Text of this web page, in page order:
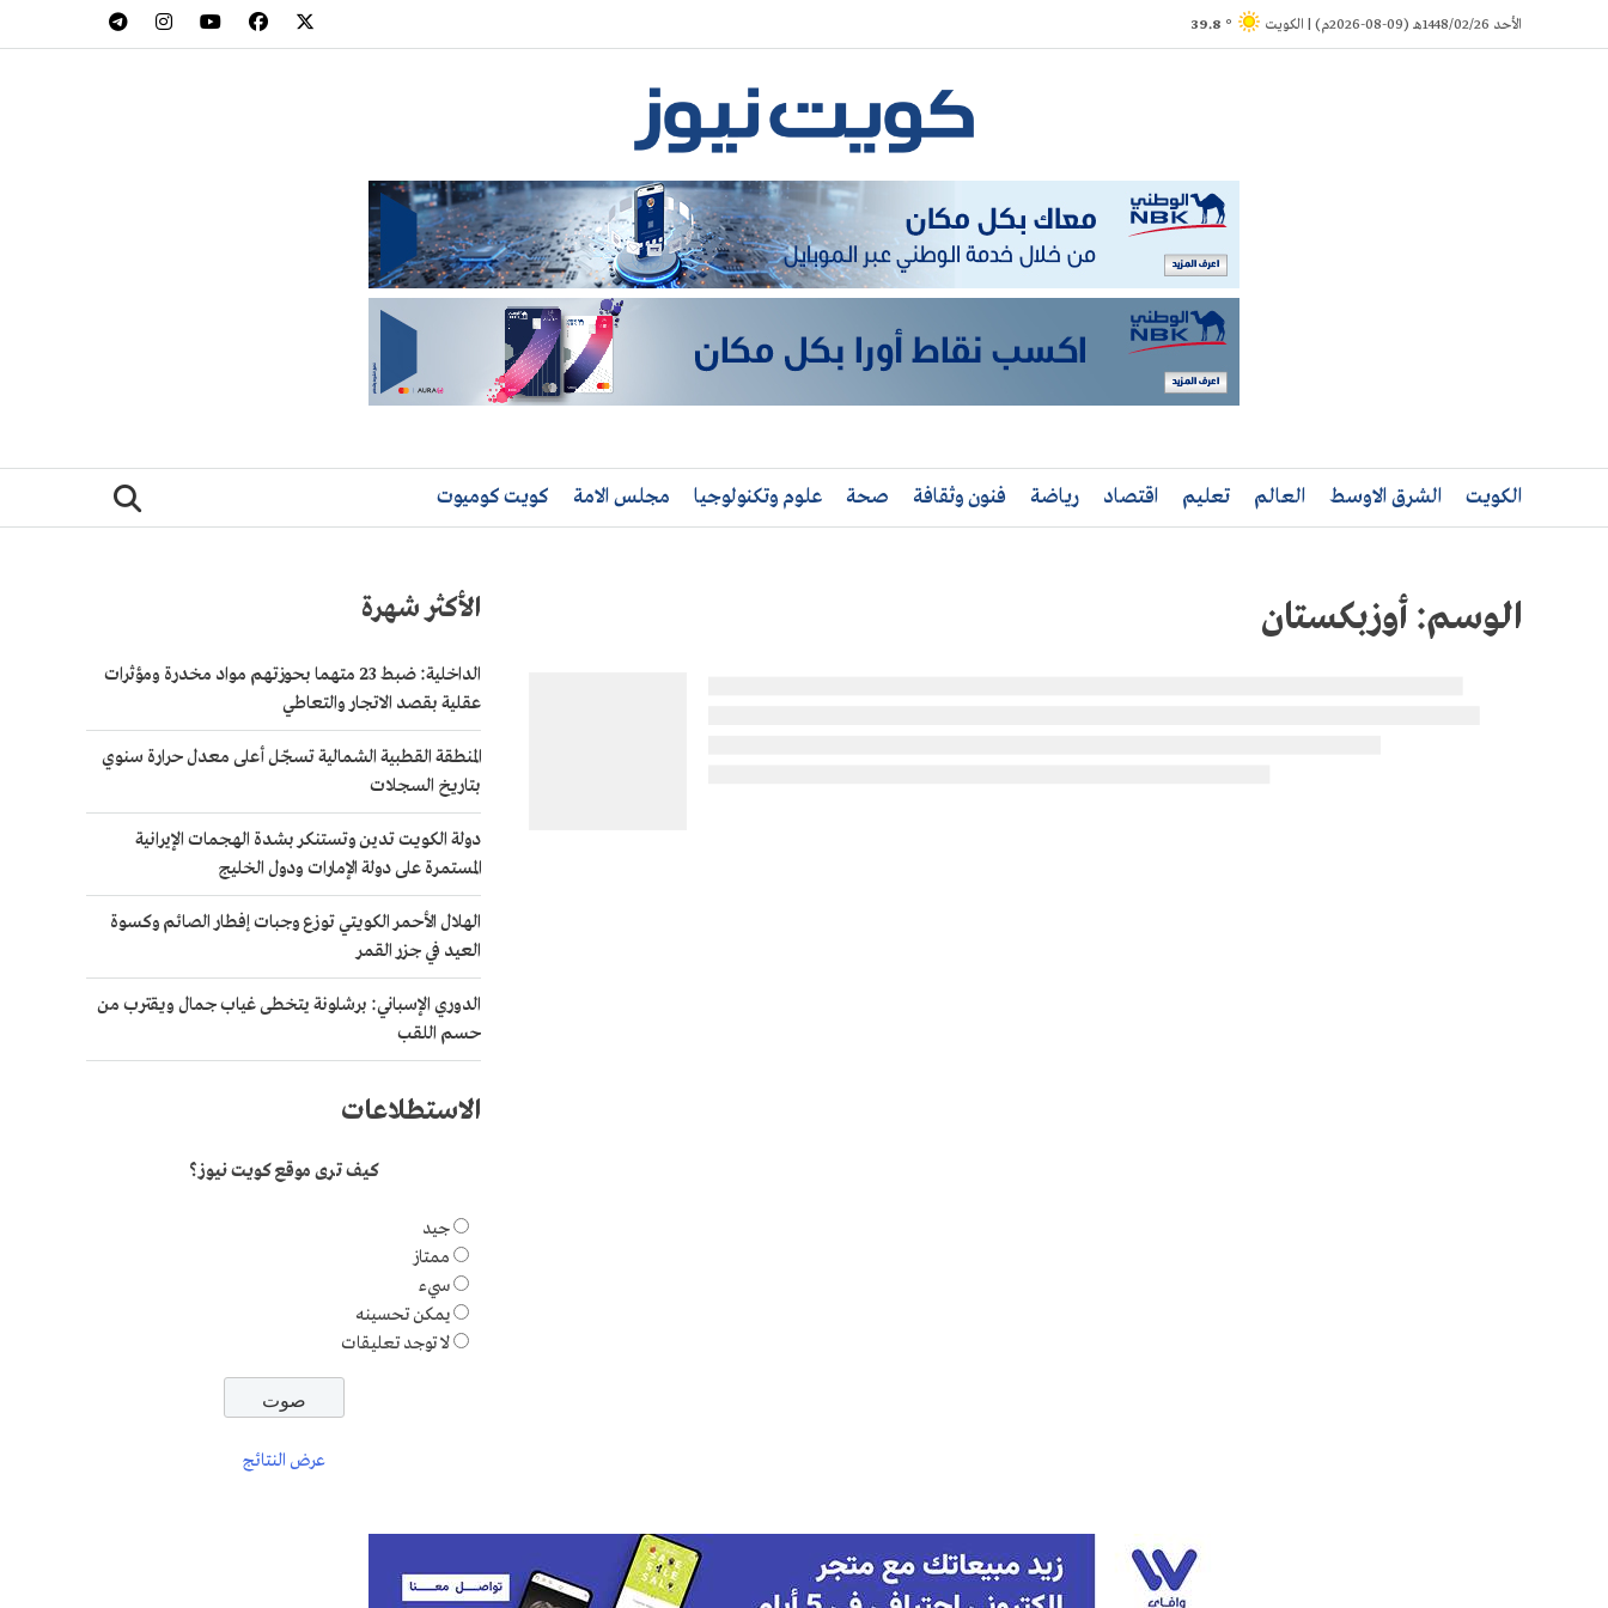
to
الأحد 1448/02/26هـ (09-08-2026م) | الكويت ° 39.8
الكويت الشرق الاوسط العالم تعليم اقتصاد رياضة فنون وثقافة صحة علوم وتكنولوجيا مجلس الامة كويت كوميوت
الوسم: أوزبكستان الأكثر شهرة
الداخلية: ضبط 23 متهما بحوزتهم مواد مخدرة ومؤثرات
عقلية بقصد الاتجار والتعاطي
المنطقة القطبية الشمالية تسجّل أعلى معدل حرارة سنوي
بتاريخ السجلات
دولة الكويت تدين وتستنكر بشدة الهجمات الإيرانية
المستمرة على دولة الإمارات ودول الخليج
الهلال الأحمر الكويتي توزع وجبات إفطار الصائم وكسوة
العيد في جزر القمر
الدوري الإسباني: برشلونة يتخطى غياب جمال ويقترب من
حسم اللقب
الاستطلاعات
كيف ترى موقع كويت نيوز؟
جيد
ممتاز
سيء
يمكن تحسينه
لا توجد تعليقات
عرض النتائج